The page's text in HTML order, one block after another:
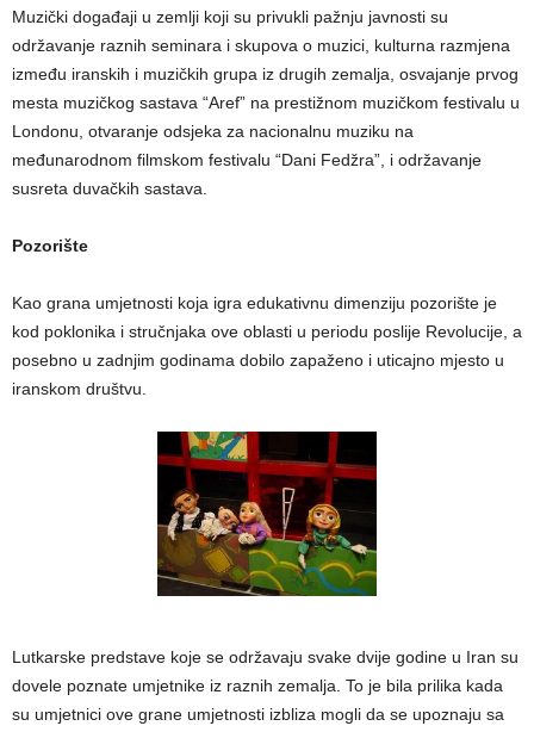
Muzički događaji u zemlji koji su privukli pažnju javnosti su
održavanje raznih seminara i skupova o muzici, kulturna razmjena
između iranskih i muzičkih grupa iz drugih zemalja, osvajanje prvog
mesta muzičkog sastava “Aref” na prestižnom muzičkom festivalu u
Londonu, otvaranje odsjeka za nacionalnu muziku na
međunarodnom filmskom festivalu “Dani Fedžra”, i održavanje
susreta duvačkih sastava.
Pozorište
Kao grana umjetnosti koja igra edukativnu dimenziju pozorište je
kod poklonika i stručnjaka ove oblasti u periodu poslije Revolucije, a
posebno u zadnjim godinama dobilo zapaženo i uticajno mjesto u
iranskom društvu.
Lutkarske predstave koje se održavaju svake dvije godine u Iran su
dovele poznate umjetnike iz raznih zemalja. To je bila prilika kada
su umjetnici ove grane umjetnosti izbliza mogli da se upoznaju sa